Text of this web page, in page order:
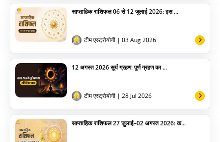
साप्ताहिक राशिफल 06 से 12 जुलाई 2026: इस ...
टीम एस्ट्रोयोगी | 03 Aug 2026
12 अगस्त 2026 सूर्य ग्रहण: पूर्ण ग्रहण का ...
टीम एस्ट्रोयोगी | 28 Jul 2026
साप्ताहिक राशिफल 27 जुलाई–02 अगस्त 2026: क...